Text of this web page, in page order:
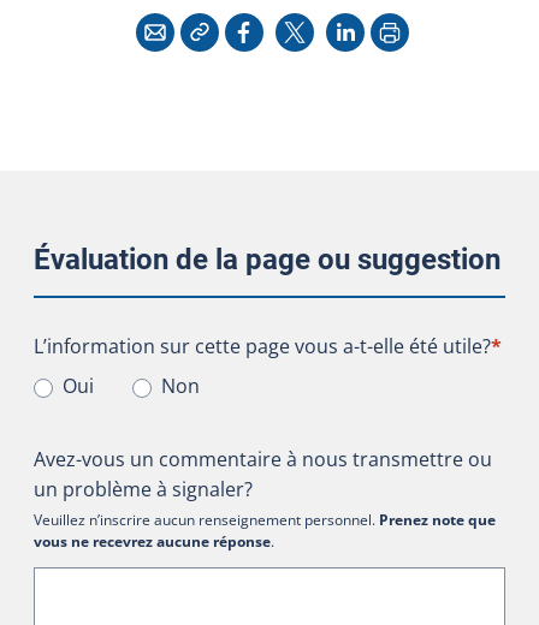
CourrielCopier l'adresse
Facebook
X LinkedInImprimer
Évaluation de la page ou suggestion
L’information sur cette page vous a-t-elle été utile?
L’information sur cette page vous a-t-elle été utile?*
Oui
Non
Avez-vous un commentaire à nous transmettre ou
un problème à signaler?
Veuillez n’inscrire aucun renseignement personnel. Prenez note que
vous ne recevrez aucune réponse.